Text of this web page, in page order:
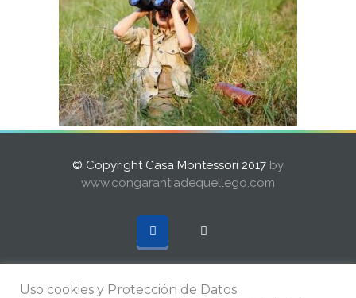
© Copyright Casa Montessori 2017 by
www.congarantiadequellego.com
Uso cookies y Protección de Datos